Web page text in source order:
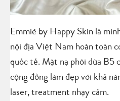
Emmié by Happy Skin là
nội địa Việt Nam hoàn toàn
quốc tế. Mặt nạ phôi dừa B5
cộng đồng làm đẹp với khả
laser, treatment nhạy cảm.